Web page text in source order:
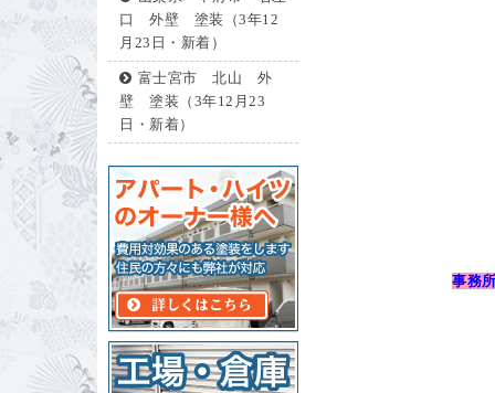
口 外壁 塗装（3年12
月23日・新着）
富士宮市 北山 外
壁 塗装（3年12月23
日・新着）
事務